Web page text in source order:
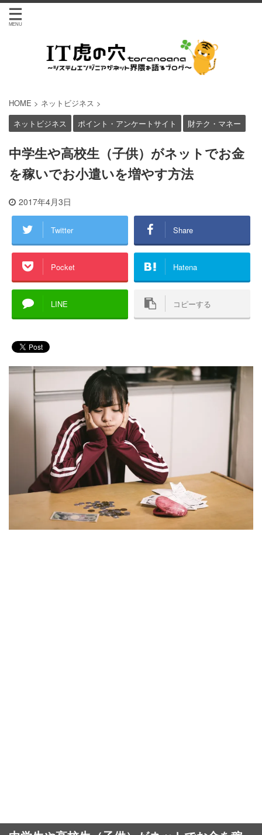
HOME > ネットビジネス >
ネットビジネス
ポイント・アンケートサイト 財テク・マネー
中学生や高校生（子供）がネットでお金
を稼いでお小遣いを増やす方法
2017年4月3日
Twitter Share
Pocket Hatena
LINE コピーする